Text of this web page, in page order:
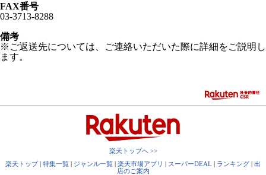
FAX番号
03-3713-8288
備考
※ご返送先については、ご連絡いただいた際に詳細をご説明し
ます。
楽天トップへ >>
楽天トップ| 特集一覧 | ジャンル一覧 | 楽天市場アプリ | スーパーDEAL | ランキング | 出
店のご案内